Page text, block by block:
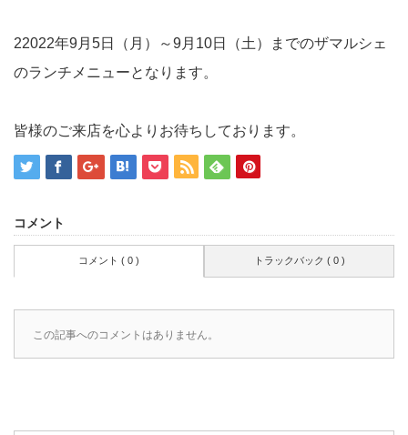
22022年9月5日（月）～9月10日（土）までのザマルシェ
のランチメニューとなります。
皆様のご来店を心よりお待ちしております。
コメント
コメント ( 0 ) トラックバック ( 0 )
この記事へのコメントはありません。